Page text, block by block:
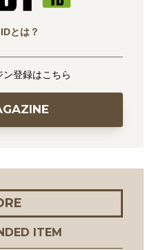
とは？
登録はこちら
ITEM